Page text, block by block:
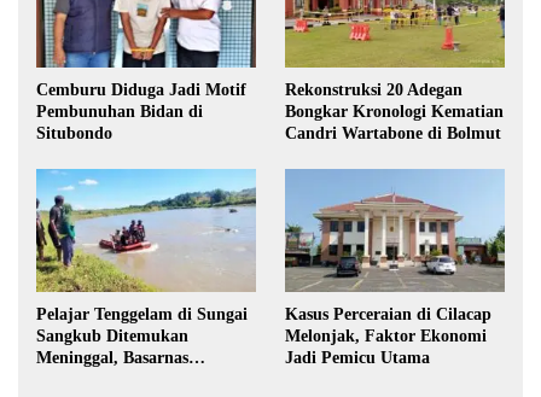
Cemburu Diduga Jadi Motif
Pembunuhan Bidan di
Situbondo
Rekonstruksi 20 Adegan
Bongkar Kronologi Kematian
Candri Wartabone di Bolmut
Pelajar Tenggelam di Sungai
Sangkub Ditemukan
Meninggal, Basarnas
Kasus Perceraian di Cilacap
Melonjak, Faktor Ekonomi
Jadi Pemicu Utama